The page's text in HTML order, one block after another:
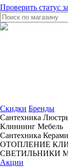
Проверить статус
Скидки Бренды
Сантехника
Клиннинг Мебель
Сантехника
ОТОПЛЕНИЕ
СВЕТИЛЬНИКИ
Акции